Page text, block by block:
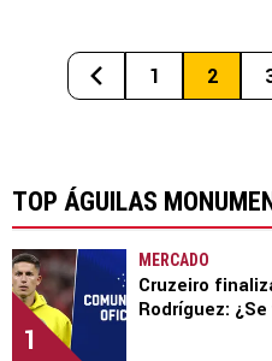
1 2
TOP ÁGUILAS
1
MERCADO
Cruzeiro
Rodríguez: